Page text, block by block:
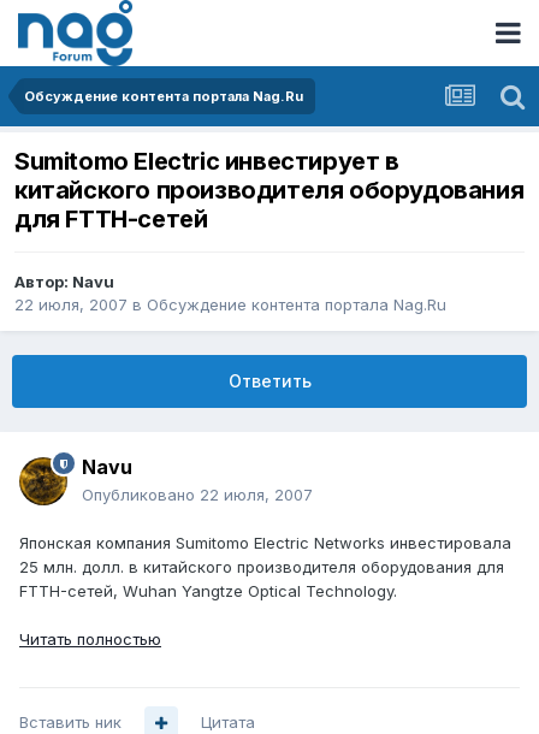
Обсуждение контента портала Nag.Ru
Sumitomo Electric инвестирует в
китайского производителя оборудования
для FTTH-сетей
Автор: Navu
22 июля, 2007 в Обсуждение контента портала Nag.Ru
Ответить
Navu
Опубликовано 22 июля, 2007
Японская компания Sumitomo Electric Networks инвестировала
25 млн. долл. в китайского производителя оборудования для
FTTH-сетей, Wuhan Yangtze Optical Technology.
Читать полностью
Вставить ник Цитата